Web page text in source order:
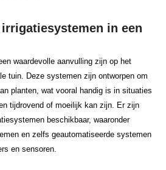
in een
waardevolle aanvulling zijn op het
tuin. Deze systemen zijn ontworpen om
planten, wat vooral handig is in situaties
tijdrovend of moeilijk kan zijn. Er zijn
beschikbaar, waaronder
en zelfs geautomatiseerde systemen
en sensoren.